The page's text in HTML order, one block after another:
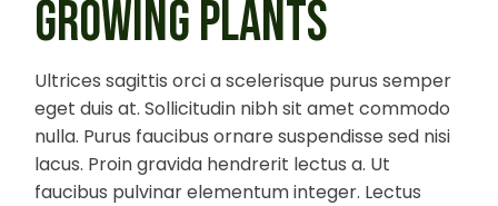
GROWING PLANTS
Ultrices sagittis orci a scelerisque purus semper
eget duis at. Sollicitudin nibh sit amet commodo
nulla. Purus faucibus ornare suspendisse sed nisi
lacus. Proin gravida hendrerit lectus a. Ut
faucibus pulvinar elementum integer. Lectus